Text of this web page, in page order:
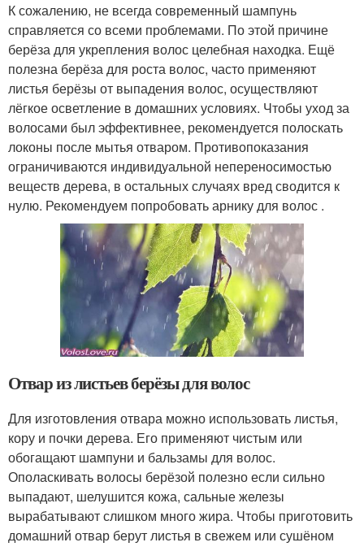
К сожалению, не всегда современный шампунь
справляется со всеми проблемами. По этой причине
берёза для укрепления волос целебная находка. Ещё
полезна берёза для роста волос, часто применяют
листья берёзы от выпадения волос, осуществляют
лёгкое осветление в домашних условиях. Чтобы уход за
волосами был эффективнее, рекомендуется полоскать
локоны после мытья отваром. Противопоказания
ограничиваются индивидуальной непереносимостью
веществ дерева, в остальных случаях вред сводится к
нулю. Рекомендуем попробовать арнику для волос .
Отвар из листьев берёзы для волос
Для изготовления отвара можно использовать листья,
кору и почки дерева. Его применяют чистым или
обогащают шампуни и бальзамы для волос.
Ополаскивать волосы берёзой полезно если сильно
выпадают, шелушится кожа, сальные железы
вырабатывают слишком много жира. Чтобы приготовить
домашний отвар берут листья в свежем или сушёном